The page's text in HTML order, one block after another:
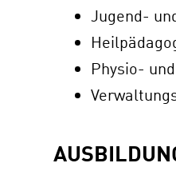
Jugend-
Physio-